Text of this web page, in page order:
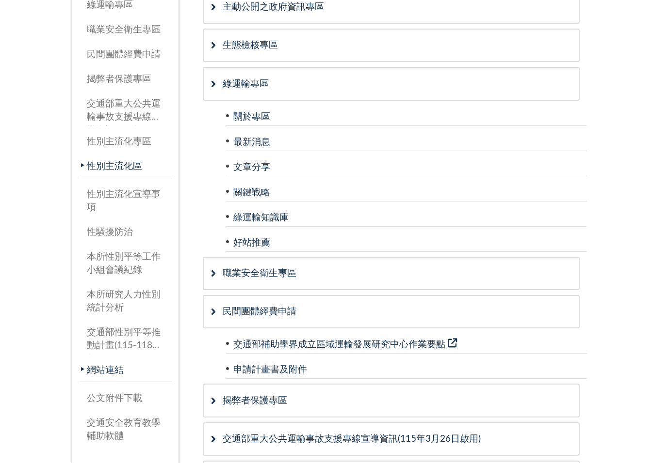
綠運輸專區
職業安全衛生專區
民間團體經費申請
揭弊者保護專區
交通部重大公共運
輸事故支援專線宣
26日啟用)
性別主流化專區
性別主流化區
性別主流化宣導事
項
性騷擾防治
本所性別平等工作
小組會議紀錄
本所研究人力性別
統計分析
交通部性別平等推
動計畫(115-118
網站連結
公文附件下載
交通安全教育教學
輔助軟體
主動公開之政府資訊專區
生態檢核專區
綠運輸專區
關於專區
最新消息
文章分享
關鍵戰略
綠運輸知識庫
好站推薦
職業安全衛生專區
民間團體經費申請
交通部補助學界成立區域運輸發展研究中心作業要點
申請計畫書及附件
揭弊者保護專區
交通部重大公共運輸事故支援專線宣導資訊(115年3月26日啟用)